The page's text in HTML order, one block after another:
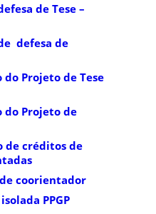
de Tese –
defesa de
Projeto de Tese
do Projeto de
de créditos de
coorientador
PPGP